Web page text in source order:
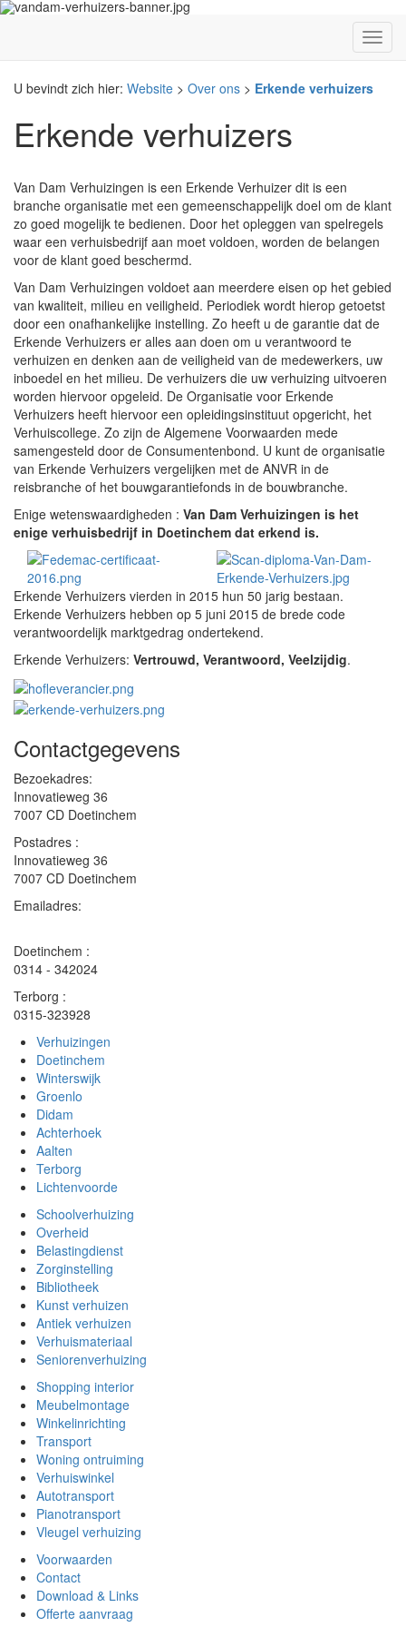
U bevindt zich hier: Website > Over ons > Erkende verhuizers
Erkende verhuizers
Van Dam Verhuizingen is een Erkende Verhuizer dit is een
branche organisatie met een gemeenschappelijk doel om de klant
zo goed mogelijk te bedienen. Door het opleggen van spelregels
waar een verhuisbedrijf aan moet voldoen, worden de belangen
voor de klant goed beschermd.
Van Dam Verhuizingen voldoet aan meerdere eisen op het gebied
van kwaliteit, milieu en veiligheid. Periodiek wordt hierop getoetst
door een onafhankelijke instelling. Zo heeft u de garantie dat de
Erkende Verhuizers er alles aan doen om u verantwoord te
verhuizen en denken aan de veiligheid van de medewerkers, uw
inboedel en het milieu. De verhuizers die uw verhuizing uitvoeren
worden hiervoor opgeleid. De Organisatie voor Erkende
Verhuizers heeft hiervoor een opleidingsinstituut opgericht, het
Verhuiscollege. Zo zijn de Algemene Voorwaarden mede
samengesteld door de Consumentenbond. U kunt de organisatie
van Erkende Verhuizers vergelijken met de ANVR in de
reisbranche of het bouwgarantiefonds in de bouwbranche.
Enige wetenswaardigheden : Van Dam Verhuizingen is het
enige verhuisbedrijf in Doetinchem dat erkend is.
Erkende Verhuizers vierden in 2015 hun 50 jarig bestaan.
Erkende Verhuizers hebben op 5 juni 2015 de brede code
verantwoordelijk marktgedrag ondertekend.
Erkende Verhuizers: Vertrouwd, Verantwoord, Veelzijdig.
Contactgegevens
Bezoekadres:
Innovatieweg 36
7007 CD Doetinchem
Postadres :
Innovatieweg 36
7007 CD Doetinchem
Emailadres:
Doetinchem :
0314 - 342024
Terborg :
0315-323928
Verhuizingen
Doetinchem
Winterswijk
Groenlo
Didam
Achterhoek
Aalten
Terborg
Lichtenvoorde
Schoolverhuizing
Overheid
Belastingdienst
Zorginstelling
Bibliotheek
Kunst verhuizen
Antiek verhuizen
Verhuismateriaal
Seniorenverhuizing
Shopping interior
Meubelmontage
Winkelinrichting
Transport
Woning ontruiming
Verhuiswinkel
Autotransport
Pianotransport
Vleugel verhuizing
Voorwaarden
Contact
Download & Links
Offerte aanvraag